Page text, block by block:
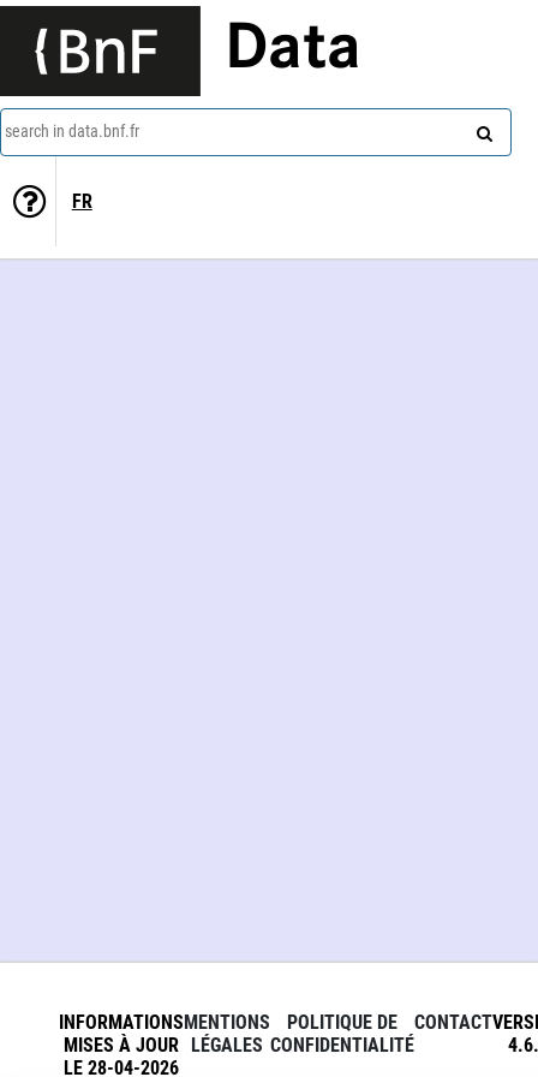
Data
search in data.bnf.fr
FR
INFORMATIONS
MISES À JOUR
LE 28-04-2026
MENTIONS
LÉGALES
POLITIQUE DE
CONFIDENTIALITÉ
CONTACT